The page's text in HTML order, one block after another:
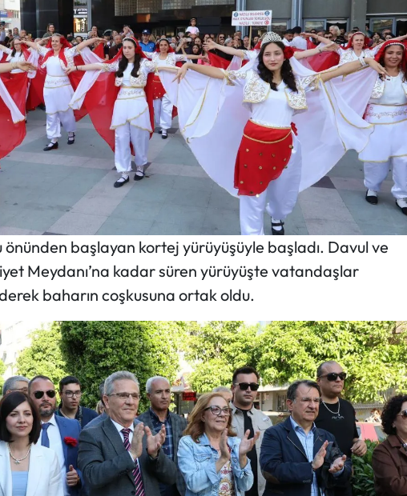
başlayan kortej yürüyüşüyle başladı. Davul ve
Meydanı’na kadar süren yürüyüşte vatandaşlar
baharın coşkusuna ortak oldu.